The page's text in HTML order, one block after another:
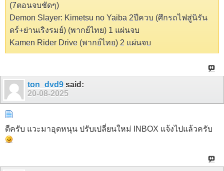
(7ตอนจบชัดๆ)
Demon Slayer: Kimetsu no Yaiba 2ปีควบ (ศึกรถไฟสู่นิรัน
ดร์+ย่านเริงรมย์) (พากย์ไทย) 1 แผ่นจบ
Kamen Rider Drive (พากย์ไทย) 2 แผ่นจบ
ton_dvd9 said:
20-08-2025
ดีครับ แวะมาอุดหนุน ปรับเปลี่ยนใหม่ INBOX แจ้งไปแล้วครับ